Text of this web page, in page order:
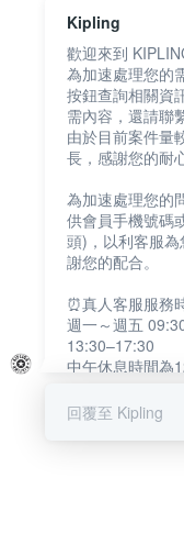
Kipling
歡迎來到
為加速處理您的
按鈕查詢相關資
需內容，還請聯
由於目前案件量
長，感謝您的耐
為加速處理您的
供會員手機號碼
頭)，以利客服
謝您的配合。
⏰真人客服服務
週一～週五
13:30–17:30
中午休息時間為
提醒您：系統會
回覆至 Kipling